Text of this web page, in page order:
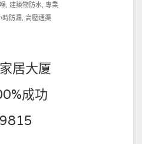
, 建築物防水, 專業
防漏, 高壓通渠
居大厦
成功